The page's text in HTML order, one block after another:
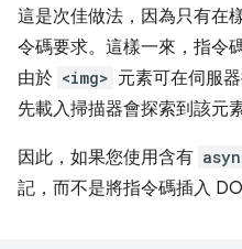
這是次佳做法，因為只有在
令碼要求。這樣一來，指令
由於 <img> 元素可在伺服
先載入掃描器會探索到該元素
因此，如果您使用含有
記，而不是將指令碼插入